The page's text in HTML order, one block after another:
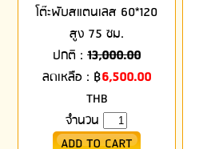
โต๊ะพับสแตนเลส 60*120
สูง 75 ซม.
ปกติ : 13,000.00
ลดเหลือ : ฿6,500.00
THB
จำนวน